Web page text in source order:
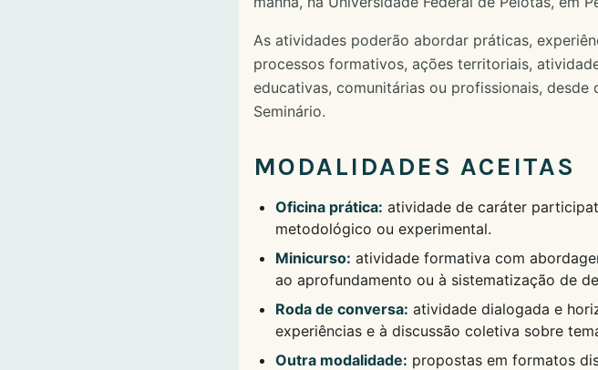
As atividades poderão abordar práticas,
processos formativos, ações territoriais,
educativas, comunitárias ou profissionais,
Seminário.
MODALIDADES ACEITAS
Oficina prática: atividade de caráter
metodológico ou experimental.
Minicurso: atividade formativa com
ao aprofundamento ou à sistematização de
Roda de conversa: atividade dialogada e
experiências e à discussão coletiva sobre
Outra modalidade: propostas em formatos